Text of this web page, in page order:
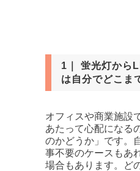
1｜ 蛍光灯から
は自分でどこま
オフィスや商業施設
あたって心配になる
のかどうか」です。
事不要のケースもあ
場合もあります。ど